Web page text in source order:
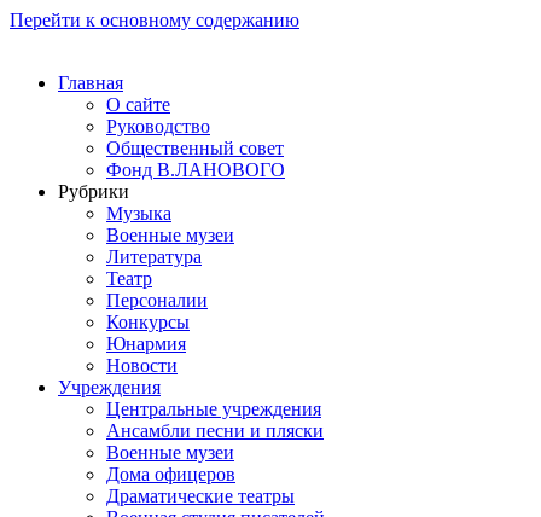
Перейти к основному содержанию
Главная
О сайте
Руководство
Общественный совет
Фонд В.ЛАНОВОГО
Рубрики
Музыка
Военные музеи
Литература
Театр
Персоналии
Конкурсы
Юнармия
Новости
Учреждения
Центральные учреждения
Ансамбли песни и пляски
Военные музеи
Дома офицеров
Драматические театры